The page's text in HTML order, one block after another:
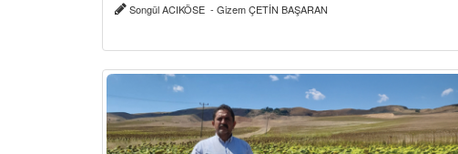
Songül ACIKÖSE - Gizem ÇETİN BAŞARAN